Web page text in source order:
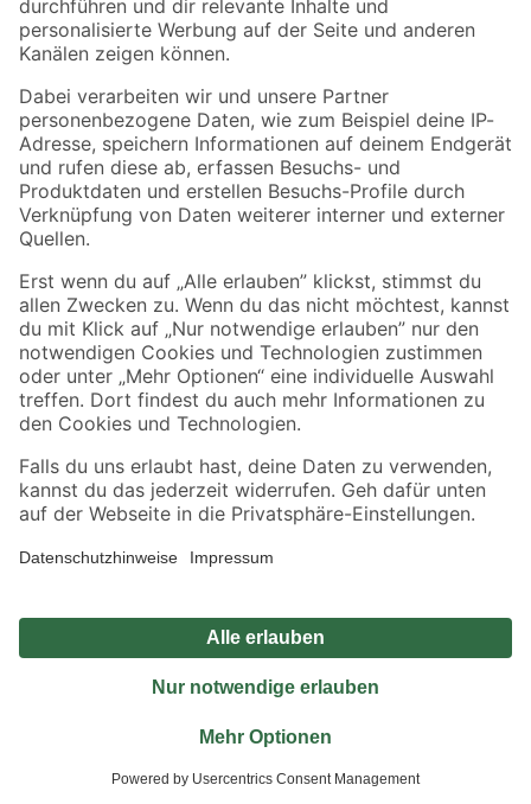
Folge uns
Zahlungsarten Versandarten
Sicher einkaufen
Jetzt die toom-App herunterladen
Alle Preisangaben in EUR inkl. gesetzl. MwSt.. Die dargestellten Angebote sind unter
Umständen nicht in allen Märkten verfügbar. Die angegebenen Verfügbarkeiten beziehen
Produkte nur solange der Vorrat reicht.
*Paketversand ab 59 € versandkostenfrei, gilt nicht für Artikel mit Speditionsversand, hier
Privatsphäre Impressum
Nutzungsbedingungen
Widerrufsrecht
Vertrag widerrufen
© 2026 toom Baumarkt GmbH